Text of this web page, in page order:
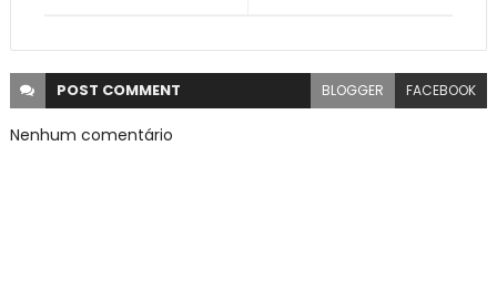
POST COMMENT BLOGGER FACEBOOK
Nenhum comentário